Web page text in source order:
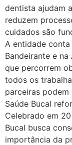
dentista ajudam
reduzem
cuidados são
A entidade
Bandeirante e
que percorrem
todos os
parceiras
Saúde Bucal
Celebrado em
Bucal busca
importância da